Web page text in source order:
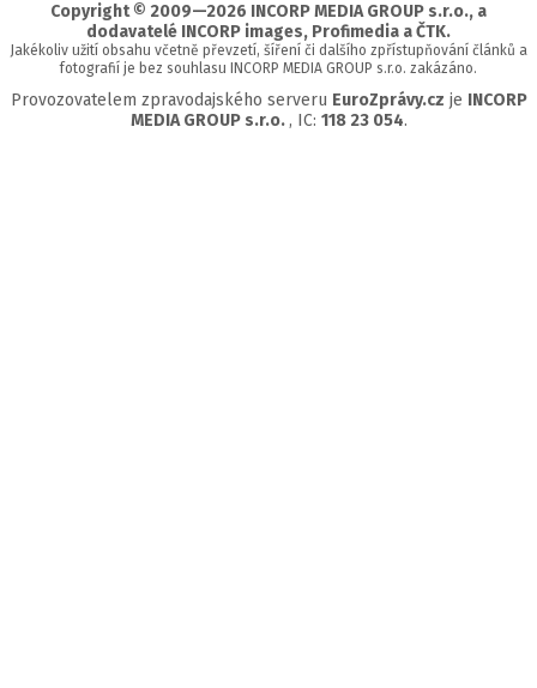
Copyright © 2009—2026 INCORP MEDIA GROUP s.r.o., a
dodavatelé INCORP images, Profimedia a ČTK.
Jakékoliv užití obsahu včetně převzetí, šíření či dalšího zpřístupňování článků a
fotografií je bez souhlasu INCORP MEDIA GROUP s.r.o. zakázáno.
Provozovatelem zpravodajského serveru EuroZprávy.cz je INCORP
MEDIA GROUP s.r.o., IC: 118 23 054.